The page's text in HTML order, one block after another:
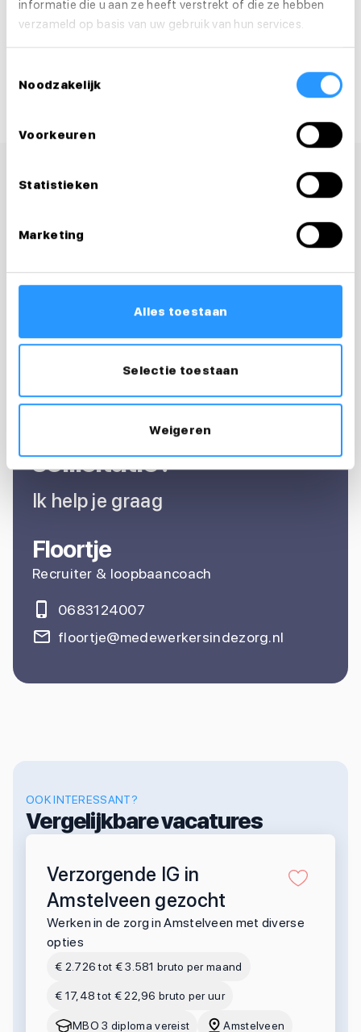
informatie die u aan ze heeft verstrekt of die ze hebben
verzameld op basis van uw gebruik van hun services.
Noodzakelijk
Voorkeuren
Statistieken
Marketing
Alles toestaan
Selectie toestaan
Weigeren
Solliciteer binnen 1 minuut
Vragen over je
sollicitatie?
Ik help je graag
Floortje
Recruiter & loopbaancoach
0683124007
floortje@medewerkersindezorg.nl
OOK INTERESSANT?
Vergelijkbare vacatures
Verzorgende IG in
Amstelveen gezocht
Werken in de zorg in Amstelveen met diverse
opties
€ 2.726 tot € 3.581 bruto per maand
€ 17,48 tot € 22,96 bruto per uur
MBO 3 diploma vereist Amstelveen